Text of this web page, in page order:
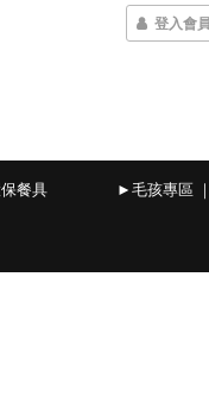
登入會員
餐具 ►毛孩專區